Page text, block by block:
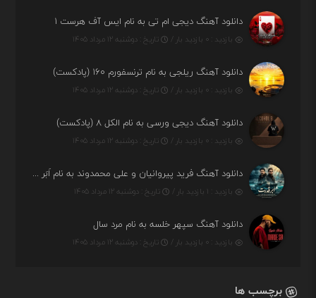
دانلود آهنگ دیجی ام تی به نام ایس آف هرست ۱
بازدید : ۰ بازدید بار / تاریخ : دوشنبه ۱۲ مرداد ۱۴۰۵
دانلود آهنگ ریلجی به نام ترنسفورم ۱۶۰ (پادکست)
بازدید : ۰ بازدید بار / تاریخ : دوشنبه ۱۲ مرداد ۱۴۰۵
دانلود آهنگ دیجی ورسی به نام الکل ۸ (پادکست)
بازدید : ۰ بازدید بار / تاریخ : دوشنبه ۱۲ مرداد ۱۴۰۵
دانلود آهنگ فرید پیروانیان و علی محمدوند به نام اَبَر قدرت
بازدید : ۱ بازدید بار / تاریخ : دوشنبه ۱۲ مرداد ۱۴۰۵
دانلود آهنگ سپهر خلسه به نام مرد سال
بازدید : ۰ بازدید بار / تاریخ : دوشنبه ۱۲ مرداد ۱۴۰۵
برچسب ها